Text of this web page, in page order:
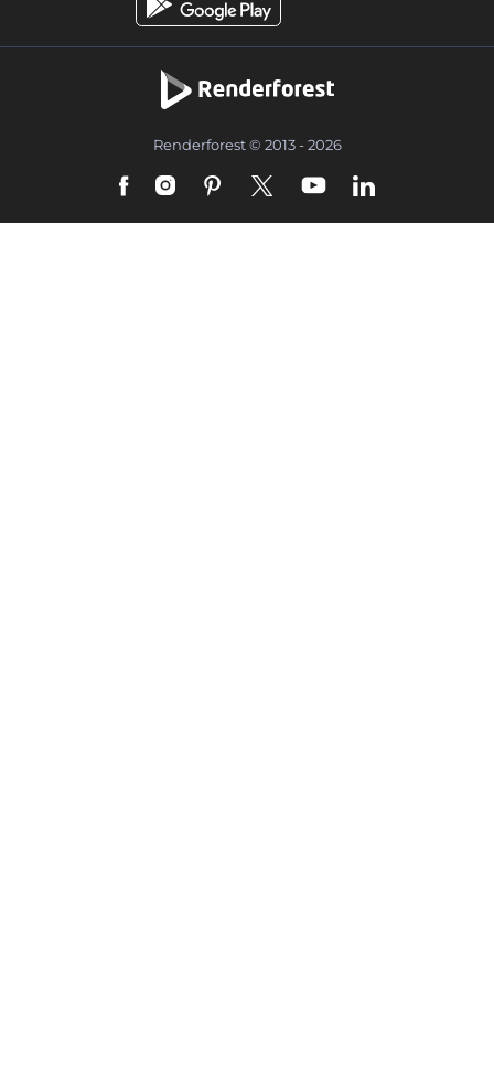
Renderforest © 2013 - 2026